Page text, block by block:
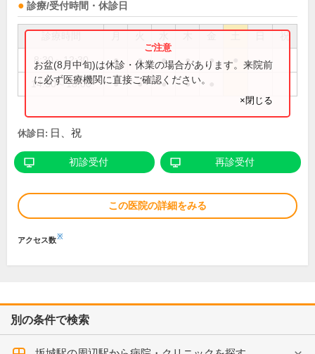
診療/受付時間・休診日
祝
8:30～12:30 ● ● ● ● ●
14:30～18:00 ● ● ● ●
お盆(8月中旬)は休診・休業の場合があります。来院前
に必ず医療機関に直接ご確認ください。
×閉じる
休診日: 日、祝
初診受付 再診受付
この医院の詳細をみる
アクセス数※
別の条件で検索